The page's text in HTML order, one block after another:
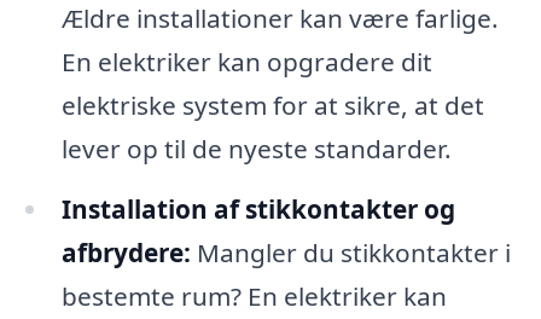
Ældre installationer kan være farlige.
En elektriker kan opgradere dit
elektriske system for at sikre, at det
lever op til de nyeste standarder.
Installation af stikkontakter og
afbrydere: Mangler du stikkontakter i
bestemte rum? En elektriker kan